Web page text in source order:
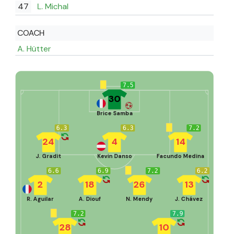
47
L. Michal
COACH
A. Hütter
7.5
30
Brice Samba
7.2
14
Facundo Medina
6.3
4
Kevin Danso
6.3
24
J. Gradit
6.2
13
J. Chávez
7.2
26
N. Mendy
6.9
18
A. Diouf
6.6
2
R. Aguilar
7.9
10
7.2
28